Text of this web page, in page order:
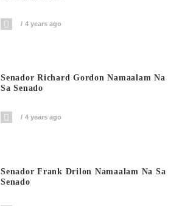
4 years ago
Senador Richard Gordon Namaalam Na
Sa Senado
4 years ago
Senador Frank Drilon Namaalam Na Sa
Senado